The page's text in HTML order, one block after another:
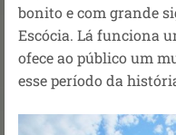
bonito e com grande
Escócia. Lá funciona
ofece ao público um
esse período da